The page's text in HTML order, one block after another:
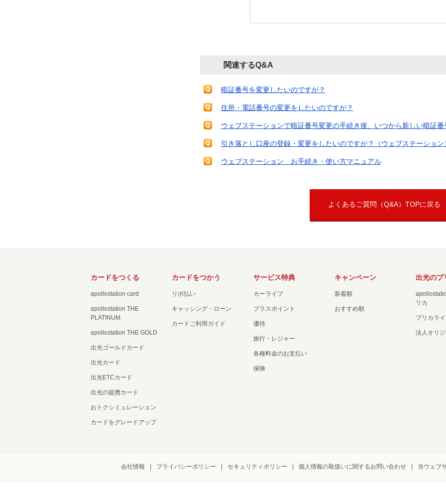
関連するQ&A
暗証番号を変更したいのですが？
住所・電話番号の変更をしたいのですが？
ウェブステーションで暗証番号変更の手続き後、いつから新しい暗証番
引き落とし口座の登録・変更をしたいのですが？（ウェブステーション
ウェブステーション お手続き・使い方マニュアル
よくあるご質問（Q&A）TOPに戻る
カードをつくる
apollostation card
apollostation THE
PLATINUM
apollostation THE GOLD
出光ゴールドカード
出光カード
出光ETCカード
出光の提携カード
おトクシミュレーション
カードをグレードアップ
カードをつかう
リボ払い
キャッシング・ローン
カードご利用ガイド
サービス特典
カーライフ
プラスポイント
優待
旅行・レジャー
各種料金のお支払い
保険
キャンペーン
新着順
おすすめ順
出光のプ
リカ
プリカラ
法人オリ
会社情報 プライバシーポリシー セキュリティポリシー 個人情報の取扱いに関するお問い合わせ 当ウェブ